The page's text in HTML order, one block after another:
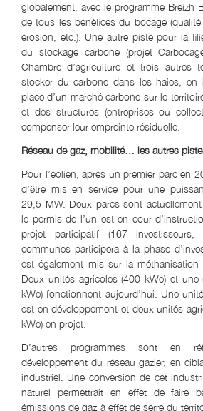
globalement, avec le programme Breizh
de tous les bénéfices du bocage (qualité
érosion, etc.). Une autre piste pour la
du stockage carbone (projet
Chambre d’agriculture et trois autres
stocker du carbone dans les haies, en
place d’un marché carbone sur le
et des structures (entreprises ou
compenser leur empreinte résiduelle.
Réseau de gaz, mobilité… les autres
Pour l’éolien, après un premier parc en
d’être mis en service pour une
29,5 MW. Deux parcs sont
le permis de l’un est en cour
projet participatif (167
communes participera à la phase
est également mis sur la méthanisation
Deux unités agricoles (400 kWe) et
kWe) fonctionnent aujourd’hui. Une
est en développement et deux unités
kWe) en projet.
D’autres programmes sont en
développement du réseau gazier, en
industriel. Une conversion de cet
naturel permettrait en effet de faire
émissions de gaz à effet de serre du